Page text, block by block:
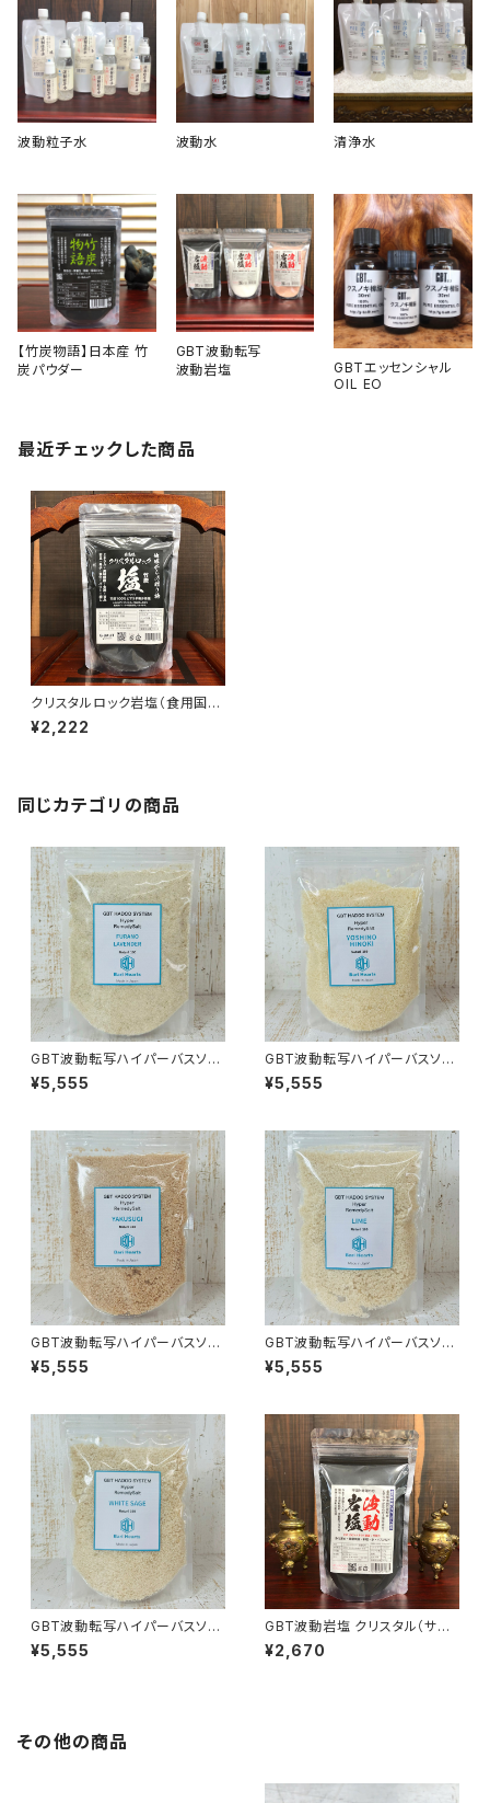
波動粒子水 波動水 清浄水
【竹炭物語】日本産 竹
炭パウダー
GBT波動転写
波動岩塩
GBTエッセンシャル
OIL EO
最近チェックした商品
クリスタルロック岩塩（食用国産
竹炭入） 300g
¥2,222
同じカテゴリの商品
GBT波動転写ハイパーバスソル
ト 約500g 富良野ラベンダー
¥5,555
GBT波動転写ハイパーバスソル
¥5,555
GBT波動転写ハイパーバスソル
¥5,555
GBT波動転写ハイパーバスソル
ト 約500g ライム
¥5,555
GBT波動転写ハイパーバスソル
¥5,555
GBT波動岩塩 クリスタル（サン
ド） 竹炭入り 300g最高級ヒマ
ラヤ岩塩 波動転写
¥2,670
その他の商品